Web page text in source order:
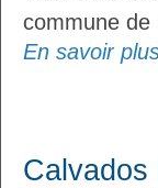
commune de
En savoir
Calvados